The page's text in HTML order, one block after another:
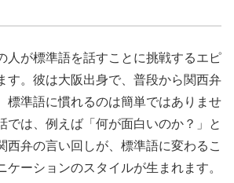
人が標準語を話すことに挑戦するエピ
す。彼は大阪出身で、普段から関西弁
標準語に慣れるのは簡単ではありませ
では、例えば「何が面白いのか？」と
西弁の言い回しが、標準語に変わるこ
ケーションのスタイルが生まれます。